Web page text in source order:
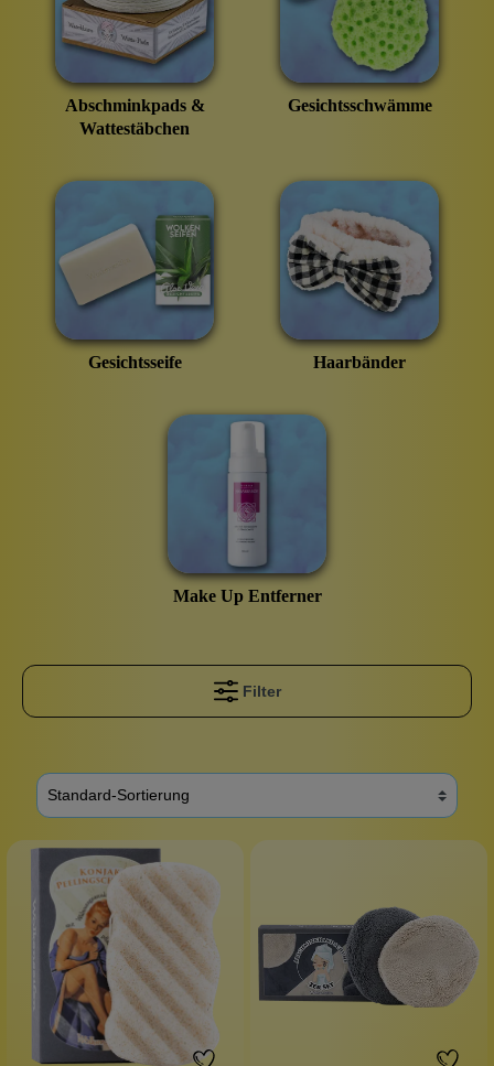
Abschminkpads &
Wattestäbchen
Gesichtsschwämme
Gesichtsseife Haarbänder
Make Up Entferner
Filter